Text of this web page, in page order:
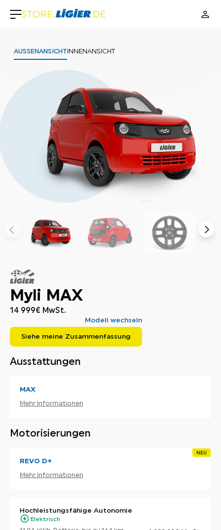
AUSSENANSICHT INNENANSICHT
Myli MAX
14 999€ MwSt.
Modell wechseln
Siehe meine Zusammenfassung
Ausstattungen
MAX
Mehr Informationen
Motorisierungen
REVO D+
Mehr Informationen
NEU
Hochleistungsfähige Autonomie
Elektrisch